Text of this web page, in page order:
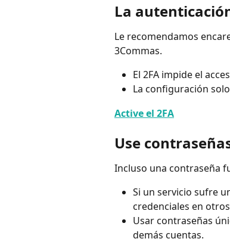
La
Le recomendamos
3Commas.
El 2FA impide el
La configuración
Active el 2FA
Use
Incluso una contraseña
Si un servicio sufre
credenciales en
Usar contraseñas
demás cuentas.